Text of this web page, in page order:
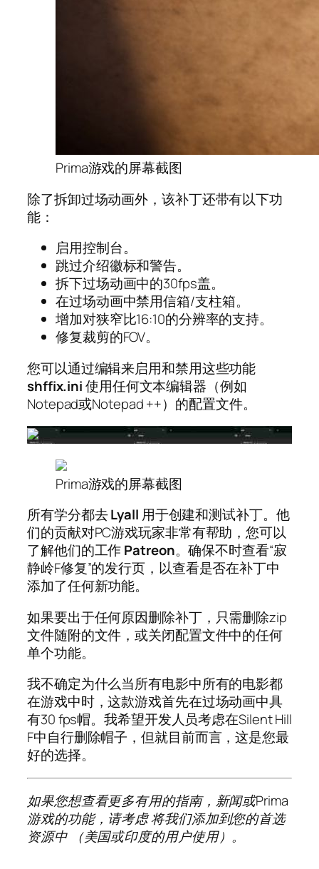
Prima游戏的屏幕截图
除了拆卸过场动画外，该补丁还带有以下功
能：
启用控制台。
跳过介绍徽标和警告。
拆下过场动画中的30fps盖。
在过场动画中禁用信箱/支柱箱。
增加对狭窄比16:10的分辨率的支持。
修复裁剪的FOV。
您可以通过编辑来启用和禁用这些功能
shffix.ini使用任何文本编辑器（例如
Notepad或Notepad ++）的配置文件。
Prima游戏的屏幕截图
所有学分都去Lyall 用于创建和测试补丁。他
们的贡献对PC游戏玩家非常有帮助，您可以
了解他们的工作Patreon。确保不时查看“寂
静岭F修复”的发行页，以查看是否在补丁中
添加了任何新功能。
如果要出于任何原因删除补丁，只需删除zip
文件随附的文件，或关闭配置文件中的任何
单个功能。
我不确定为什么当所有电影中所有的电影都
在游戏中时，这款游戏首先在过场动画中具
有30 fps帽。我希望开发人员考虑在Silent Hill
F中自行删除帽子，但就目前而言，这是您最
好的选择。
如果您想查看更多有用的指南，新闻或Prima
游戏的功能，请考虑将我们添加到您的首选
资源中（美国或印度的用户使用）。